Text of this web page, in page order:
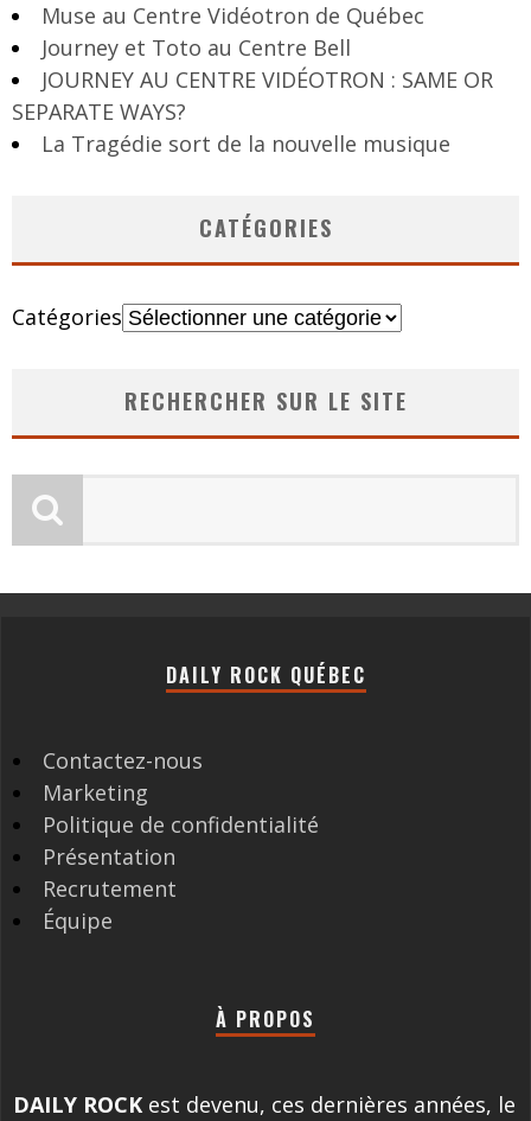
Muse au Centre Vidéotron de Québec
Journey et Toto au Centre Bell
JOURNEY AU CENTRE VIDÉOTRON : SAME OR
SEPARATE WAYS?
La Tragédie sort de la nouvelle musique
CATÉGORIES
Catégories
RECHERCHER SUR LE SITE
DAILY ROCK QUÉBEC
Contactez-nous
Marketing
Politique de confidentialité
Présentation
Recrutement
Équipe
À PROPOS
DAILY ROCK est devenu, ces dernières années, le